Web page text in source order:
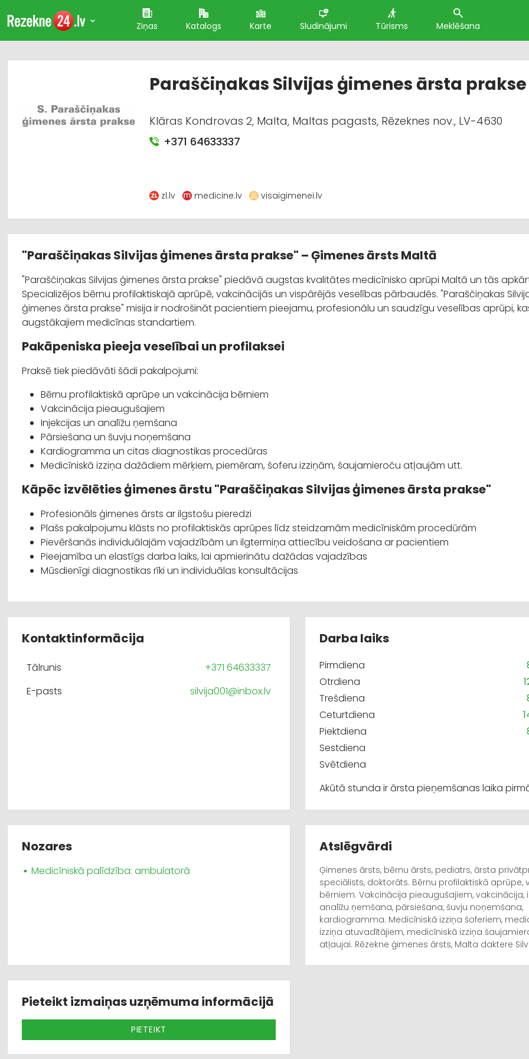
Ziņas Katalogs Karte Sludinājumi Tūrisms Meklēšana
Paraščiņakas Silvijas ģimenes ārsta prakse
Klāras Kondrovas 2, Malta, Maltas pagasts, Rēzeknes nov., LV-4630
+371 64633337
zl.lv medicine.lv visaigimenei.lv
"Paraščiņakas Silvijas ģimenes ārsta prakse" – Ģimenes ārsts Maltā
"Paraščiņakas Silvijas ģimenes ārsta prakse" piedāvā augstas kvalitātes medicīnisko aprūpi Maltā un tās
Specializējos bērnu profilaktiskajā aprūpē, vakcinācijās un vispārējās veselības pārbaudēs. "Paraščiņakas
ģimenes ārsta prakse" misija ir nodrošināt pacientiem pieejamu, profesionālu un saudzīgu veselības aprūpi,
augstākajiem medicīnas standartiem.
Pakāpeniska pieeja veselībai un profilaksei
Praksē tiek piedāvāti šādi pakalpojumi:
Bērnu profilaktiskā aprūpe un vakcinācija bērniem
Vakcinācija pieaugušajiem
Injekcijas un analīžu ņemšana
Pārsiešana un šuvju noņemšana
Kardiogramma un citas diagnostikas procedūras
Medicīniskā izziņa dažādiem mērķiem, piemēram, šoferu izziņām, šaujamieroču atļaujām utt.
Kāpēc izvēlēties ģimenes ārstu "Paraščiņakas Silvijas ģimenes ārsta prakse"
Profesionāls ģimenes ārsts ar ilgstošu pieredzi
Plašs pakalpojumu klāsts no profilaktiskās aprūpes līdz steidzamām medicīniskām procedūrām
Pievēršanās individuālajām vajadzībām un ilgtermiņa attiecību veidošana ar pacientiem
Pieejamība un elastīgs darba laiks, lai apmierinātu dažādas vajadzības
Mūsdienīgi diagnostikas rīki un individuālas konsultācijas
Kontaktinformācija
Tālrunis
+371 64633337
E-pasts
silvija001@inbox.lv
Darba laiks
Pirmdiena
Otrdiena
Trešdiena
Ceturtdiena
Piektdiena
Sestdiena
Svētdiena
Akūtā stunda ir ārsta pieņemšanas laika
Nozares
Medicīniskā palīdzība: ambulatorā
Atslēgvārdi
Ģimenes ārsts, bērnu ārsts, pediatrs, ārsta
speciālists, doktorāts. Bērnu profilaktiskā aprūpe,
bērniem. Vakcinācija pieaugušajiem, vakcinācija,
analīžu ņemšana, pārsiešana, šuvju noņemšana,
kardiogramma. Medicīniskā izziņa šoferiem,
izziņa atuvadītājiem, medicīniskā izziņa
atļaujai. Rēzekne ģimenes ārsts, Malta daktere
Pieteikt izmaiņas uzņēmuma informācijā
PIETEIKT